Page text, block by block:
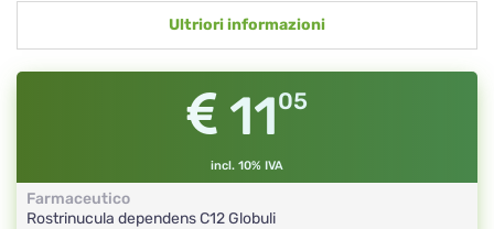
Ultriori informazioni
1105
incl. 10% IVA
Farmaceutico
Rostrinucula dependensC12Globuli